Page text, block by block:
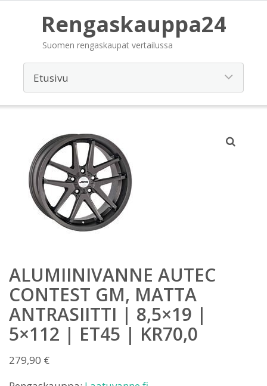
Rengaskauppa24
Suomen rengaskaupat vertailussa
ALUMIINIVANNE AUTEC
CONTEST GM, MATTA
ANTRASIITTI | 8,5×19 |
5×112 | ET45 | KR70,0
279,90 €